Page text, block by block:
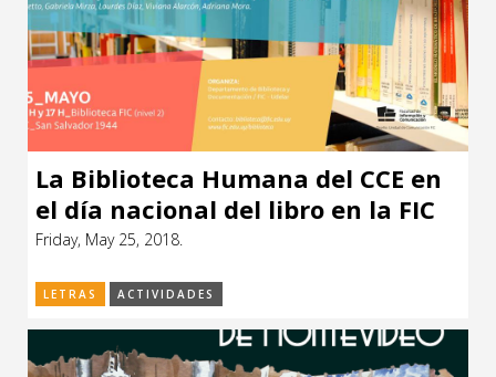
La Biblioteca Humana del CCE en
el día nacional del libro en la FIC
Friday, May 25, 2018.
LETRAS ACTIVIDADES